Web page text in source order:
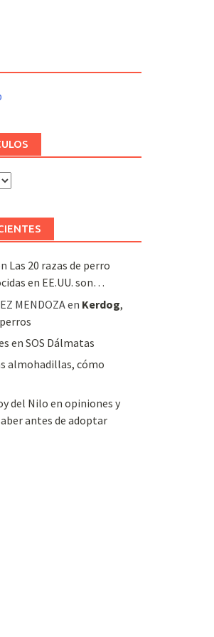
Las 20 razas de perro
en EE.UU. son…
MENDOZAen Kerdog,
en SOS Dálmatas
almohadillas, cómo
del Nilo en opiniones y
antes de adoptar